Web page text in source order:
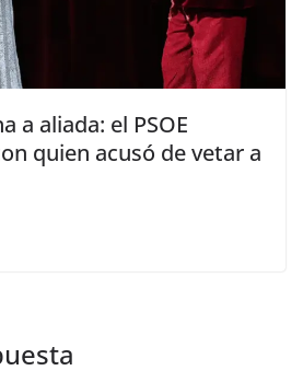
a aliada: el PSOE
quien acusó de vetar a